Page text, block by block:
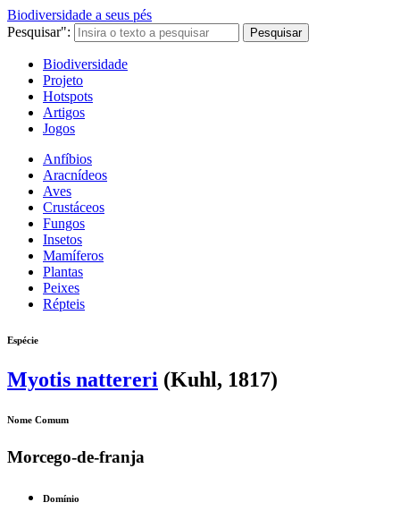
Biodiversidade a seus pés
Pesquisar":
Pesquisar
Biodiversidade
Projeto
Hotspots
Artigos
Jogos
Anfíbios
Aracnídeos
Aves
Crustáceos
Fungos
Insetos
Mamíferos
Plantas
Peixes
Répteis
Espécie
Myotis nattereri (Kuhl, 1817)
Nome Comum
Morcego-de-franja
Domínio